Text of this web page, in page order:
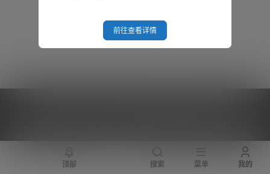
前往查看详情
顶部 搜索 菜单 我的